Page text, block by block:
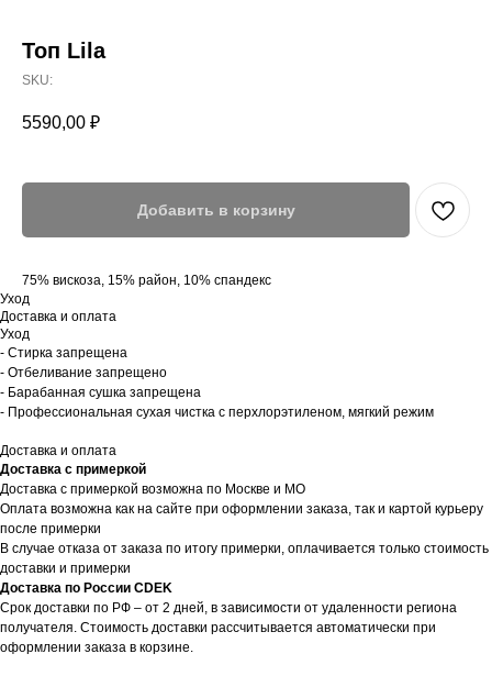
Топ Lila
SKU:
5590,00 ₽
Добавить в корзину
75% вискоза, 15% район, 10% спандекс
Уход
Доставка и оплата
Уход
- Стирка запрещена
- Отбеливание запрещено
- Барабанная сушка запрещена
- Профессиональная сухая чистка с перхлорэтиленом, мягкий режим
Доставка и оплата
Доставка с примеркой
Доставка с примеркой возможна по Москве и МО
Оплата возможна как на сайте при оформлении заказа, так и картой курьеру
после примерки
В случае отказа от заказа по итогу примерки, оплачивается только стоимость
доставки и примерки
Доставка по России CDEK
Срок доставки по РФ – от 2 дней, в зависимости от удаленности региона
получателя. Стоимость доставки рассчитывается автоматически при
оформлении заказа в корзине.